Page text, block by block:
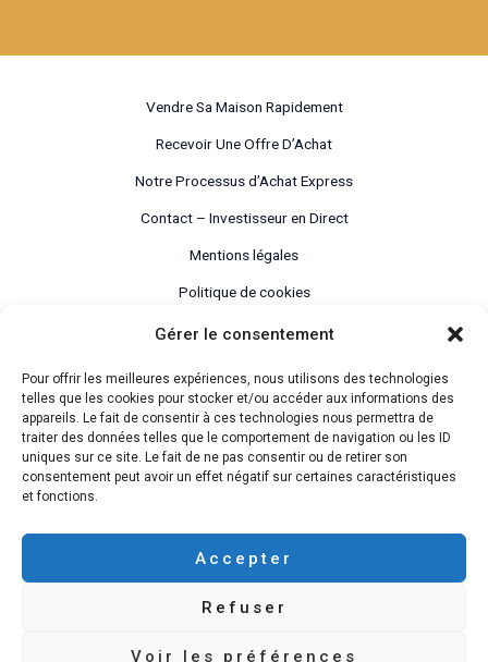
Gérer le consentement
Pour offrir les meilleures expériences, nous utilisons des technologies
telles que les cookies pour stocker et/ou accéder aux informations des
appareils. Le fait de consentir à ces technologies nous permettra de
traiter des données telles que le comportement de navigation ou les ID
uniques sur ce site. Le fait de ne pas consentir ou de retirer son
consentement peut avoir un effet négatif sur certaines caractéristiques
et fonctions.
Accepter
Refuser
Voir les préférences
Vendre Sa Maison Rapidement
Recevoir Une Offre D’Achat
Notre Processus d’Achat Express
Contact – Investisseur en Direct
Mentions légales
Politique de cookies
Déclaration de confidentialité
Investisseur en Direct